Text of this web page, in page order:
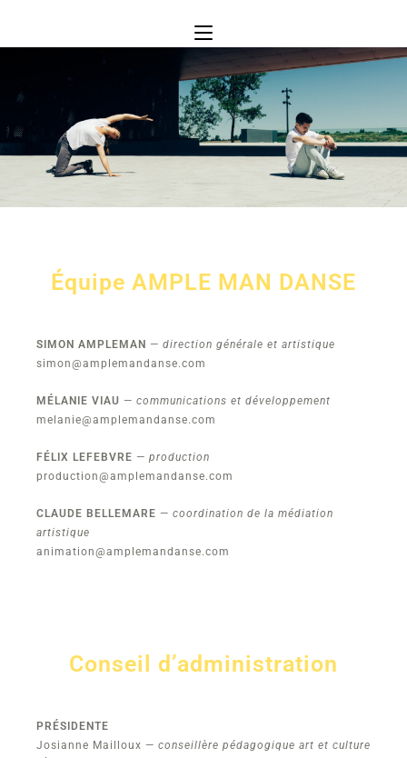
Équipe AMPLE MAN DANSE
SIMON AMPLEMAN — direction générale et artistique
simon@amplemandanse.com
MÉLANIE VIAU — communications et développement
melanie@amplemandanse.com
FÉLIX LEFEBVRE — production
production@amplemandanse.com
CLAUDE BELLEMARE — coordination de la médiation
artistique
animation@amplemandanse.com
Conseil d’administration
PRÉSIDENTE
Josianne Mailloux — conseillère pédagogique art et culture